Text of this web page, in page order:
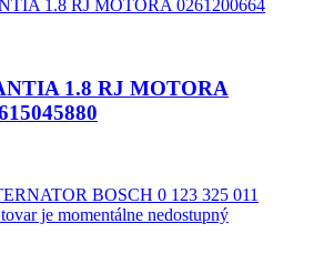
1.8 RJ MOTORA